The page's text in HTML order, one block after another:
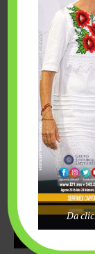
Fairmont
esfuerzos para
Da